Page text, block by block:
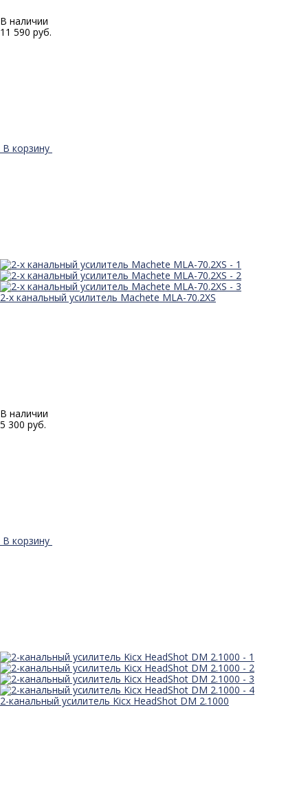
В наличии
11 590 руб.
В корзину
2-х канальный усилитель Machete MLA-70.2XS
В наличии
5 300 руб.
В корзину
2-канальный усилитель Kicx HeadShot DM 2.1000